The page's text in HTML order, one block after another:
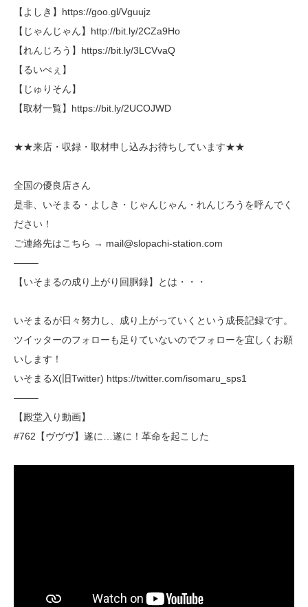
【よしき】https://goo.gl/Vguujz
【じゃんじゃん】http://bit.ly/2CZa9Ho
【れんじろう】https://bit.ly/3LCVvaQ
【るいべぇ】
【じゅりそん】
【取材一覧】https://bit.ly/2UCOJWD
★★来店・収録・取材申し込みお待ちしています★★
全国の優良店さん
是非、いそまる・よしき・じゃんじゃん・れんじろうを呼んでく
ださい！
ご連絡先はこちら → mail@slopachi-station.com
——–
【いそまるの成り上がり回胴録】とは・・・
いそまるが日々努力し、成り上がっていくという成長記録です。
ツイッターのフォローも足りていないのでフォローを宜しくお願
いします！
いそまるX(旧Twitter) https://twitter.com/isomaru_sps1
——–
【殿堂入り動画】
#762【ヴヴヴ】遂に…遂に！革命を起こした